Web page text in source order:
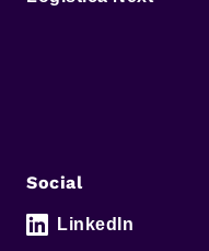
Social
LinkedIn